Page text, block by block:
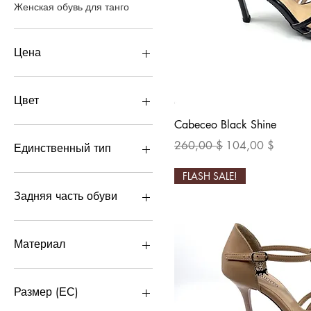
Женская обувь для танго
Цена
Цвет
Единственный тип
Неолит
ЭргоФлекс
Задняя часть обуви
Закрыто
Открыть
Материал
Замша
Кожа
Размер (ЕС)
Быстрый
Cabeceo Black Shine
Обычная цена
260,00 $ Цена со скидкой
104,00 $
FLASH SALE!